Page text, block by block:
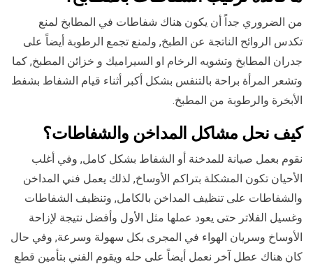
من الضروري جداً أن يكون هناك شفاطات في المطابخ لمنع
تكدس الروائح الناتجة عن الطبخ, ولمنع تجمع الرطوبة أيضاً على
جدران المطابخ وتشويه الرخام او السيراميك و خزائن المطبخ, كما
وتشعر المرأة براحة بالتنفس بشكل أكبر أثناء قيام الشفاط بشفط
الأبخرة والرطوبة من المطبخ.
كيف نحل مشاكل المداخن والشفاطات؟
نقوم بعمل صيانة للمدخنة أو الشفاط بشكل كامل, وفي أغلب
الأحيان تكون المشكلة بتراكم الأوساخ, لذلك يعمل فني المداخن
والشفاطات على تنظيف المداخن بالكامل, وتنظيف الشفاطات
وغسيل الفلاتر حتى يعود عملها مثل الأول وأفضل نتيجة لإزاحة
الأوساخ وسريان الهواء في المجرى بكل سهولة وسرعة, وفي حال
كان هناك عطل آخر نعمل أيضاً على حله ويقوم الفني بتأمين قطع